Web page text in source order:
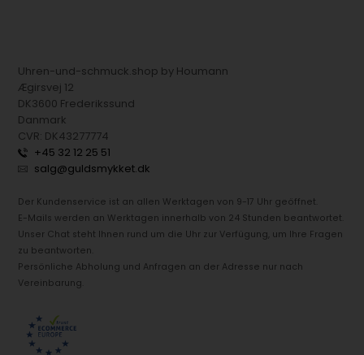
Uhren-und-schmuck.shop by Houmann
Ægirsvej 12
DK3600 Frederikssund
Danmark
CVR: DK43277774
+45 32 12 25 51
salg@guldsmykket.dk
Der Kundenservice ist an allen Werktagen von 9-17 Uhr geöffnet.
E-Mails werden an Werktagen innerhalb von 24 Stunden beantwortet.
Unser Chat steht Ihnen rund um die Uhr zur Verfügung, um Ihre Fragen
zu beantworten.
Persönliche Abholung und Anfragen an der Adresse nur nach
Vereinbarung.